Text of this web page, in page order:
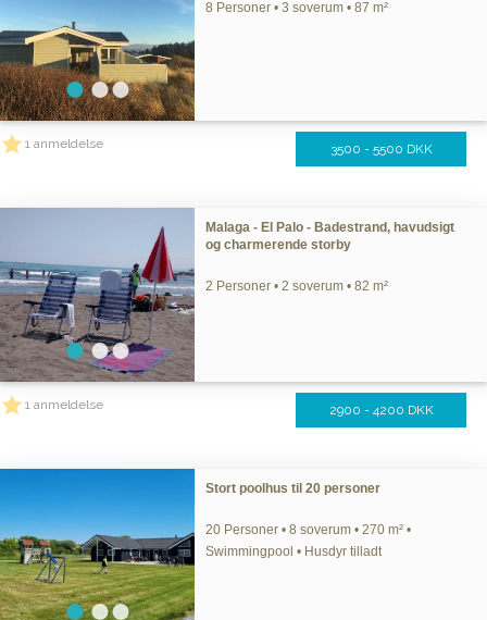
8 Personer • 3 soverum • 87 m²
1 anmeldelse 3500 - 5500 DKK
Malaga - El Palo - Badestrand, havudsigt
og charmerende storby
2 Personer • 2 soverum • 82 m²
1 anmeldelse 2900 - 4200 DKK
Stort poolhus til 20 personer
20 Personer • 8 soverum • 270 m² •
Swimmingpool • Husdyr tilladt